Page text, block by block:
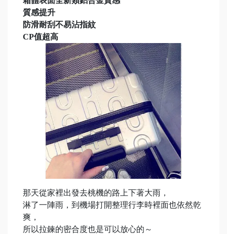
質感提升
防滑耐刮不易沾指紋
CP值超高
那天從家裡出發去桃機的路上下著大雨，
淋了一陣雨，到機場打開整理行李時裡面也依然乾
爽，
所以拉鍊的密合度也是可以放心的～